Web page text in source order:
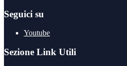
Seguici su
Youtube
Sezione Link Utili